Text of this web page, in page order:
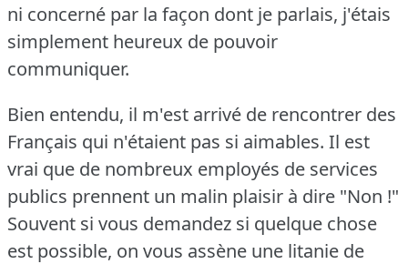
ni concerné par la façon dont je parlais, j'étais
simplement heureux de pouvoir
communiquer.
Bien entendu, il m'est arrivé de rencontrer des
Français qui n'étaient pas si aimables. Il est
vrai que de nombreux employés de services
publics prennent un malin plaisir à dire "Non !"
Souvent si vous demandez si quelque chose
est possible, on vous assène une litanie de